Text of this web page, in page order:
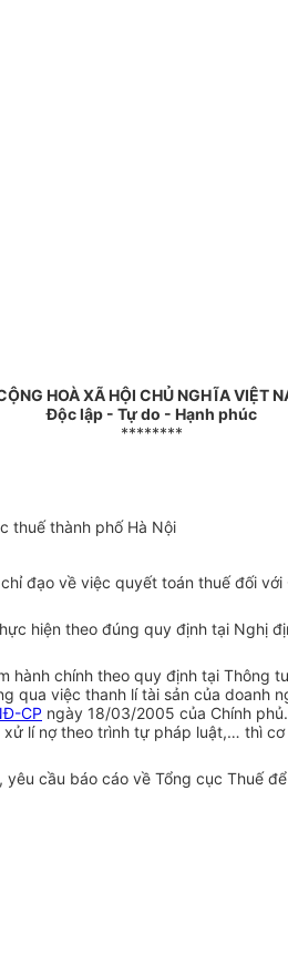
HOÀ XÃ HỘI CHỦ NGHĨA VIỆT
Độc lập - Tự do - Hạnh phúc
********
thuế thành phố Hà Nội
đạo về việc quyết toán thuế đối
hiện theo đúng quy định tại Nghị
hành chính theo quy định tại Thông
việc thanh lí tài sản của
CP ngày 18/03/2005 của Chính
lí nợ theo trình tự pháp luật,… thì
cầu báo cáo về Tổng cục Thuế